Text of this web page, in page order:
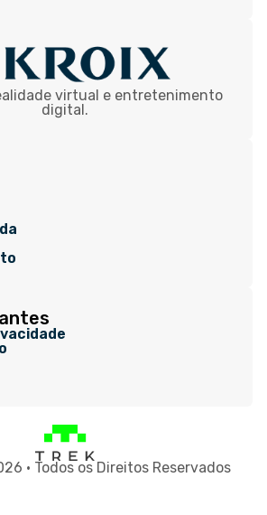
virtual e entretenimento
digital.
• Todos os Direitos Reservados